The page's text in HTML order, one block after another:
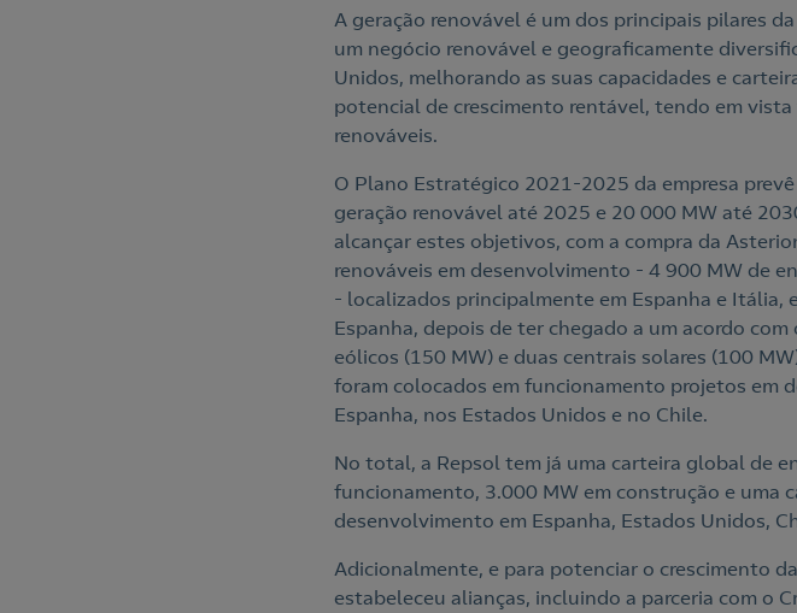
A geração renovável é um dos principais pilares
um negócio renovável e geograficamente
Unidos, melhorando as suas capacidades e
potencial de crescimento rentável, tendo em
renováveis.
O Plano Estratégico 2021-2025 da empresa
geração renovável até 2025 e 20 000 MW até
alcançar estes objetivos, com a compra da
renováveis em desenvolvimento - 4 900 MW de
- localizados principalmente em Espanha e Itália,
Espanha, depois de ter chegado a um acordo
eólicos (150 MW) e duas centrais solares (100
foram colocados em funcionamento projetos em
Espanha, nos Estados Unidos e no Chile.
No total, a Repsol tem já uma carteira global de
funcionamento, 3.000 MW em construção e uma
desenvolvimento em Espanha, Estados Unidos,
Adicionalmente, e para potenciar o crescimento
estabeleceu alianças, incluindo a parceria com o